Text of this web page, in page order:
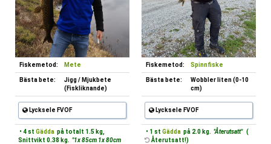
Fiskemetod: Mete
Bästa bete:
Jigg / Mjukbete
(Fiskliknande)
Lycksele FVOF
• 4 st Gädda på totalt 1.5 kg,
Snittvikt 0.38 kg. "1x 85cm 1x 80cm
Fiskemetod: Spinnfiske
Bästa bete:
Wobbler liten (0-10
cm)
Lycksele FVOF
• 1 st Gädda på 2.0 kg. "Återutsatt" (
Återutsatt!)